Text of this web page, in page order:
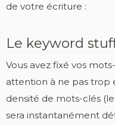
de votre écriture :
Le keyword
Vous avez fixé vos
attention à ne pas trop
densité de mots-clés
sera instantanément